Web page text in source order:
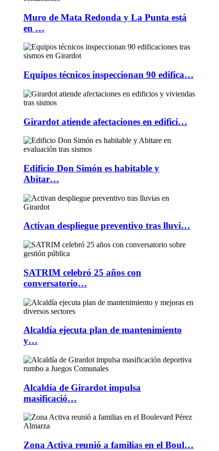
Muro de Mata Redonda y La Punta está
en …
Equipos técnicos inspeccionan 90 edifica…
Girardot atiende afectaciones en edifici…
Edificio Don Simón es habitable y
Abitar…
Activan despliegue preventivo tras lluvi…
SATRIM celebró 25 años con
conversatorio…
Alcaldía ejecuta plan de mantenimiento
y…
Alcaldía de Girardot impulsa
masificació…
Zona Activa reunió a familias en el Boul…